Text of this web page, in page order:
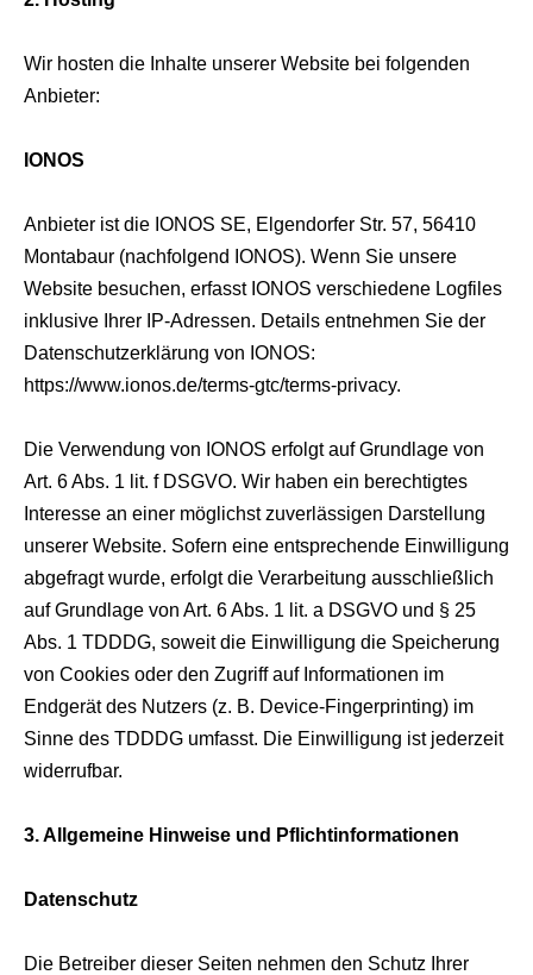
Wir hosten die Inhalte unserer Website bei folgenden
Anbieter:
IONOS
Anbieter ist die IONOS SE, Elgendorfer Str. 57, 56410
Montabaur (nachfolgend IONOS). Wenn Sie unsere
Website besuchen, erfasst IONOS verschiedene Logfiles
inklusive Ihrer IP-Adressen. Details entnehmen Sie der
Datenschutzerklärung von IONOS:
https://www.ionos.de/terms-gtc/terms-privacy.
Die Verwendung von IONOS erfolgt auf Grundlage von
Art. 6 Abs. 1 lit. f DSGVO. Wir haben ein berechtigtes
Interesse an einer möglichst zuverlässigen Darstellung
unserer Website. Sofern eine entsprechende Einwilligung
abgefragt wurde, erfolgt die Verarbeitung ausschließlich
auf Grundlage von Art. 6 Abs. 1 lit. a DSGVO und § 25
Abs. 1 TDDDG, soweit die Einwilligung die Speicherung
von Cookies oder den Zugriff auf Informationen im
Endgerät des Nutzers (z. B. Device-Fingerprinting) im
Sinne des TDDDG umfasst. Die Einwilligung ist jederzeit
widerrufbar.
3. Allgemeine Hinweise und Pflichtinformationen
Datenschutz
Die Betreiber dieser Seiten nehmen den Schutz Ihrer